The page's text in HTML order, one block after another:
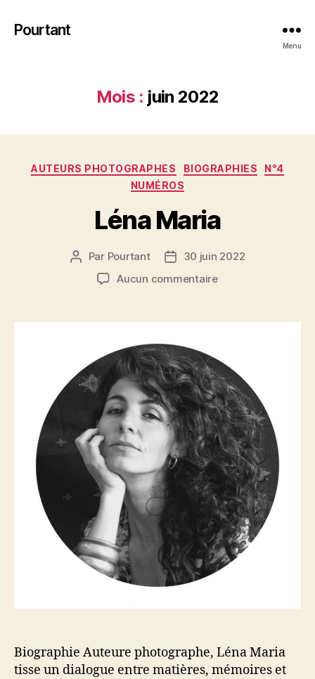
Pourtant
Menu
Mois : juin 2022
Catégories
AUTEURS PHOTOGRAPHES BIOGRAPHIES
N°4
NUMÉROS
Léna Maria
Auteur
l’article
Par Pourtant
Date30 juin 2022
Aucun commentairesur
Biographie Auteure photographe, Léna Maria
tisse un dialogue entre matières, mémoires et